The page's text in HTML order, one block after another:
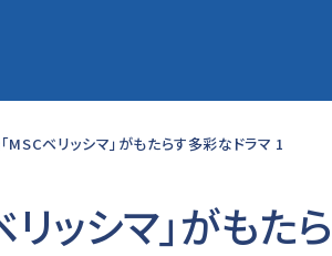
MSCベリッシマ」がもたらす多彩なドラマ 1
ッシマ」がもた